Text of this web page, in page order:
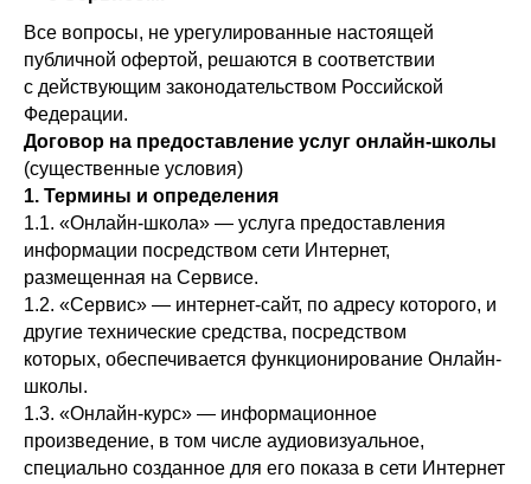
Все вопросы, не урегулированные настоящей
публичной офертой, решаются в соответствии
с действующим законодательством Российской
Федерации.
Договор на предоставление услуг онлайн-школы
(существенные условия)
1. Термины и определения
1.1. «Онлайн-школа» — услуга предоставления
информации посредством сети Интернет,
размещенная на Сервисе.
1.2. «Сервис» — интернет-сайт, по адресу которого, и
другие технические средства, посредством
которых, обеспечивается функционирование Онлайн-
школы.
1.3. «Онлайн-курс» — информационное
произведение, в том числе аудиовизуальное,
специально созданное для его показа в сети Интернет